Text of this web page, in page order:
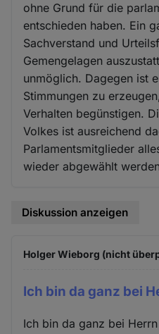
ohne Grund für die
entschieden haben. Ein
Sachverstand und
Gemengelagen
unmöglich. Dagegen ist
Stimmungen zu
Verhalten begünstigen.
Volkes ist ausreichend
Parlamentsmitglieder
wieder abgewählt
Diskussion anzeigen
Holger Wieborg (nicht
Ich bin da ganz bei
Ich bin da ganz bei